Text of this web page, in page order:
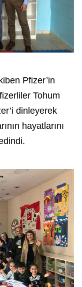
Pfizer’in
Tohum
dinleyerek
hayatlarını